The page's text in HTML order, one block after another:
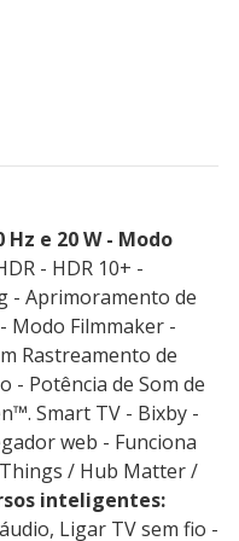
Hz e 20 W - Modo
- HDR 10+ -
- Aprimoramento de
Modo Filmmaker -
Rastreamento de
- Potência de Som de
Smart TV - Bixby -
web - Funciona
/ Hub Matter /
inteligentes:
Ligar TV sem fio -